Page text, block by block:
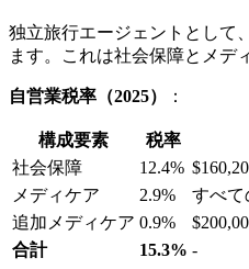
独立旅行エージェントとして、
ます。これは社会保障とメデ
自営業税率（2025） ：
構成要素 税率
社会保障
12.4%
メディケア
2.9%
すべて
追加メディケア 0.9%
合計
15.3% -